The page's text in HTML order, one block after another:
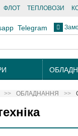
ФЛОТ ТЕПЛОВОЗИ
Telegram
ОБЛАДНАННЯ